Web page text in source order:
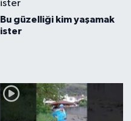
Bu güzelliği kim yaşamak
ister